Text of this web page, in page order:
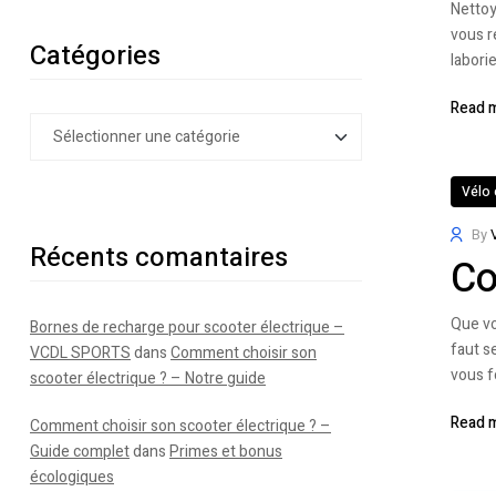
vous
Read
Vélo
By
Que
faut
vous
Read
Catégories
Récents comantaires
Bornes de recharge pour scooter électrique –
VCDL SPORTSdansComment choisir son
scooter électrique ? – Notre guide
Comment choisir son scooter électrique ? –
Guide completdansPrimes et bonus
écologiques